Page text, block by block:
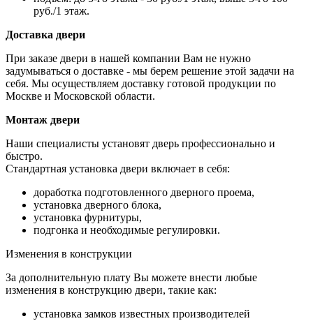
руб./1 этаж.
Доставка двери
При заказе двери в нашей компании Вам не нужно
задумываться о доставке - мы берем решение этой задачи на
себя. Мы осуществляем доставку готовой продукции по
Москве и Московской области.
Монтаж двери
Наши специалисты установят дверь профессионально и
быстро.
Стандартная установка двери включает в себя:
доработка подготовленного дверного проема,
установка дверного блока,
установка фурнитуры,
подгонка и необходимые регулировки.
Изменения в конструкции
За дополнительную плату Вы можете внести любые
изменения в конструкцию двери, такие как:
установка замков известных производителей